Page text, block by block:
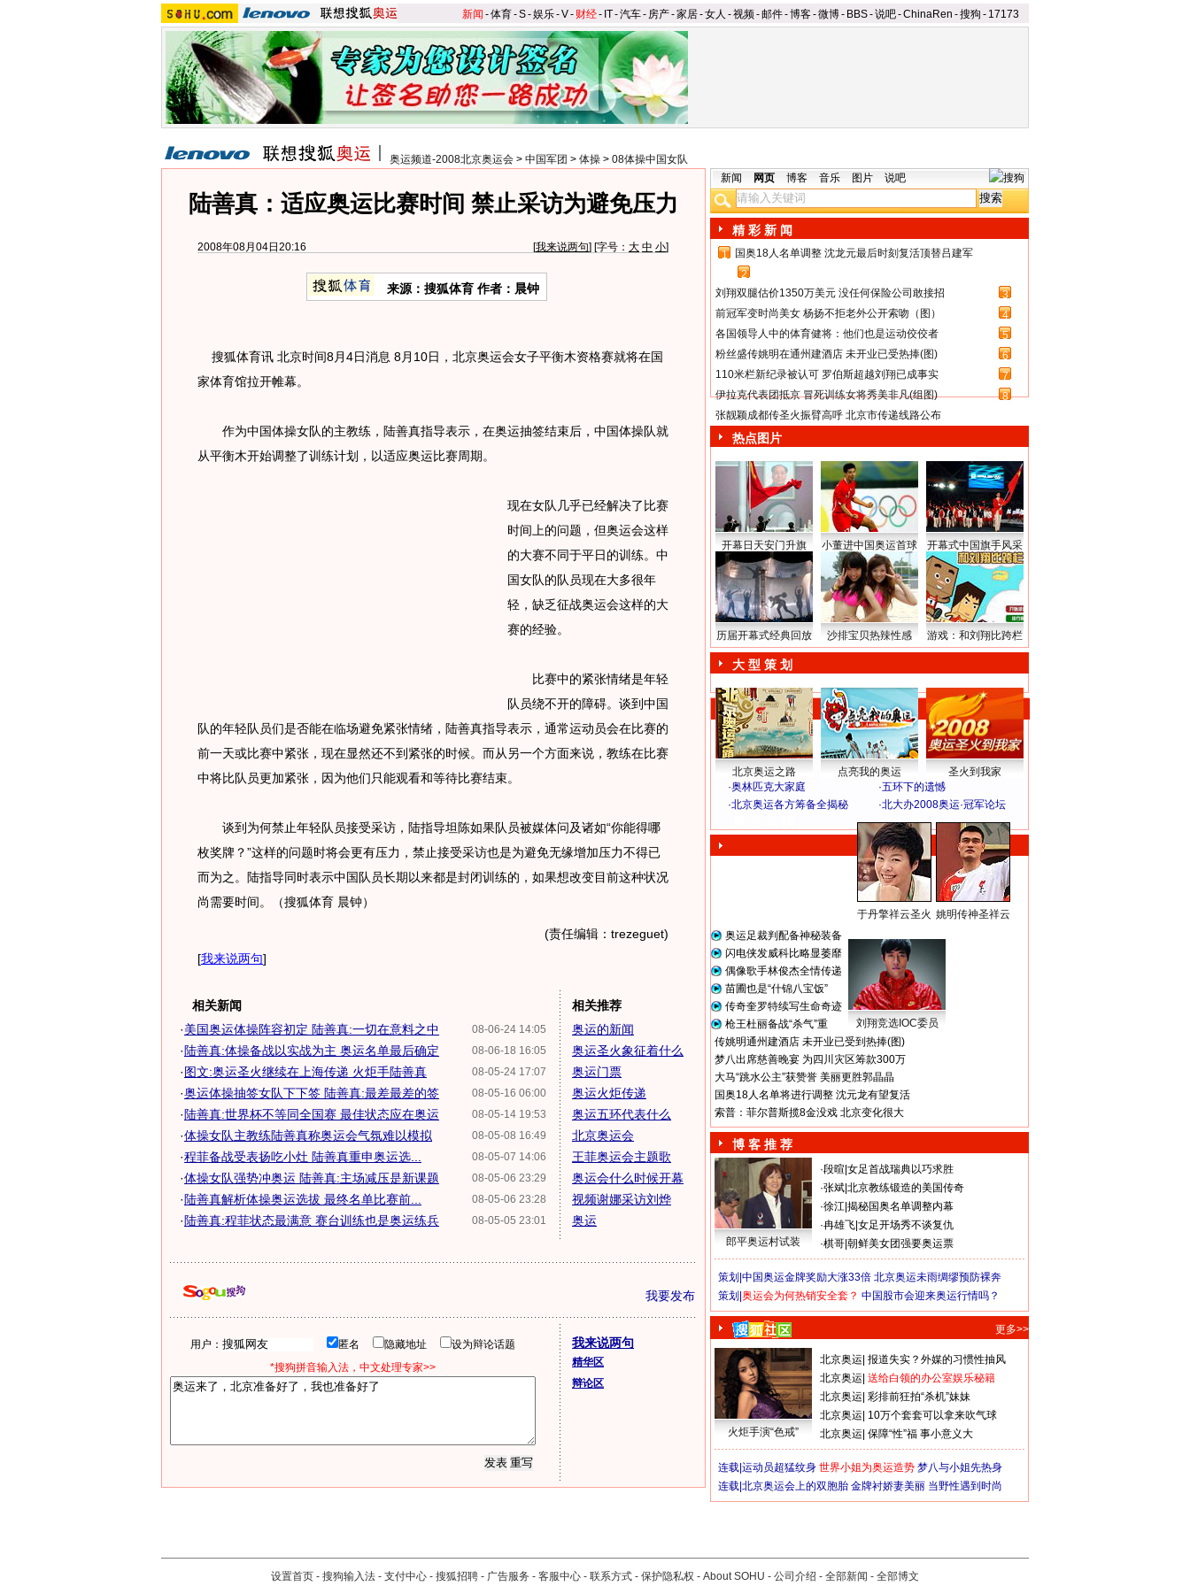
新闻 -体育-S-娱乐-V- 财经- IT-汽车- 房产-家居-女人 -视频-邮件-博客-微博- BBS-说吧-ChinaRen -搜狗 - 17173
奥运频道-2008北京奥运会 > 中国军团 > 体操 > 08体操中国女队
陆善真：适应奥运比赛时间 禁止采访为避免压力
2008年08月04日20:16 [我来说两句] [字号： 大 中 小]
来源：搜狐体育 作者：晨钟
搜狐体育讯 北京时间8月4日消息 8月10日，北京奥运会女子平衡木资格赛就将在国
家体育馆拉开帷幕。
作为中国体操女队的主教练，陆善真指导表示，在奥运抽签结束后，中国体操队就
从平衡木开始调整了训练计划，以适应奥运比赛周期。
现在女队几乎已经解决了比赛
时间上的问题，但奥运会这样
的大赛不同于平日的训练。中
国女队的队员现在大多很年
轻，缺乏征战奥运会这样的大
赛的经验。
比赛中的紧张情绪是年轻
队员绕不开的障碍。谈到中国
队的年轻队员们是否能在临场避免紧张情绪，陆善真指导表示，通常运动员会在比赛的
前一天或比赛中紧张，现在显然还不到紧张的时候。而从另一个方面来说，教练在比赛
中将比队员更加紧张，因为他们只能观看和等待比赛结束。
谈到为何禁止年轻队员接受采访，陆指导坦陈如果队员被媒体问及诸如“你能得哪
枚奖牌？”这样的问题时将会更有压力，禁止接受采访也是为避免无缘增加压力不得已
而为之。陆指导同时表示中国队员长期以来都是封闭训练的，如果想改变目前这种状况
尚需要时间。（搜狐体育 晨钟）
(责任编辑：trezeguet)
[我来说两句]
相关新闻
08-06-24 14:05
·美国奥运体操阵容初定 陆善真:一切在意料之中
08-06-18 16:05
· 陆善真:体操备战以实战为主 奥运名单最后确定
08-05-24 17:07
·图文:奥运圣火继续在上海传递 火炬手陆善真
08-05-16 06:00
·奥运体操抽签女队下下签 陆善真:最差最差的签
08-05-14 19:53
· 陆善真:世界杯不等同全国赛 最佳状态应在奥运
08-05-08 16:49
·体操女队主教练陆善真称奥运会气氛难以模拟
08-05-07 14:06
·程菲备战受表扬吃小灶 陆善真重申奥运选...
08-05-06 23:29
·体操女队强势冲奥运 陆善真:主场减压是新课题
08-05-06 23:28
· 陆善真解析体操奥运选拔 最终名单比赛前...
08-05-05 23:01
· 陆善真:程菲状态最满意 赛台训练也是奥运练兵
相关推荐
奥运的新闻
奥运圣火象征着什么
奥运门票
奥运火炬传递
奥运五环代表什么
北京奥运会
王菲奥运会主题歌
奥运会什么时候开幕
视频谢娜采访刘烨
奥运
我要发布
用户： 匿名 隐藏地址
设为辩论话题
*搜狗拼音输入法，中文处理专家>>
我来说两句
精华区
辩论区
新闻 网页 博客 音乐 图片 说吧
精 彩 新 闻
1
国奥18人名单调整 沈龙元最后时刻复活顶替吕建军
2
刘翔双腿估价1350万美元 没任何保险公司敢接招
3
前冠军变时尚美女 杨扬不拒老外公开索吻（图）
4
各国领导人中的体育健将：他们也是运动佼佼者
5
粉丝盛传姚明在通州建酒店 未开业已受热捧(图)
6
110米栏新纪录被认可 罗伯斯超越刘翔已成事实
7
伊拉克代表团抵京 冒死训练女将秀美非凡(组图)
8
张靓颖成都传圣火振臂高呼 北京市传递线路公布
热点图片
开幕日天安门升旗 小董进中国奥运首球 开幕式中国旗手风采
历届开幕式经典回放 沙排宝贝热辣性感 游戏：和刘翔比跨栏
大 型 策 划
北京奥运之路 点亮我的奥运
圣火到我家
·奥林匹克大家庭 ·五环下的遗憾
·北京奥运各方筹备全揭秘 ·北大办2008奥运·冠军论坛
于丹擎祥云圣火 姚明传神圣祥云
奥运足裁判配备神秘装备
闪电侠发威科比略显萎靡
偶像歌手林俊杰全情传递
苗圃也是“什锦八宝饭”
传奇奎罗特续写生命奇迹
枪王杜丽备战“杀气”重
刘翔竞选IOC委员
传姚明通州建酒店 未开业已受到热捧(图)
梦八出席慈善晚宴 为四川灾区筹款300万
大马“跳水公主”获赞誉 美丽更胜郭晶晶
国奥18人名单将进行调整 沈元龙有望复活
索普：菲尔普斯揽8金没戏 北京变化很大
博 客 推 荐
郎平奥运村试装
·段暄 女足首战瑞典以巧求胜
·张斌 北京教练锻造的美国传奇
·徐江 揭秘国奥名单调整内幕
·冉雄飞 女足开场秀不谈复仇
·棋哥 朝鲜美女团强要奥运票
策划| 中国奥运金牌奖励大涨33倍 北京奥运未雨绸缪预防裸奔
策划| 奥运会为何热销安全套？ 中国股市会迎来奥运行情吗？
更多>>
火炬手演“色戒”
北京奥运 报道失实？外媒的习惯性抽风
北京奥运 送给白领的办公室娱乐秘籍
北京奥运 彩排前狂拍“杀机”妹妹
北京奥运 10万个套套可以拿来吹气球
北京奥运 保障“性”福 事小意义大
连载| 运动员超猛纹身 世界小姐为奥运造势 梦八与小姐先热身
连载| 北京奥运会上的双胞胎 金牌衬娇妻美丽 当野性遇到时尚
设置首页 - 搜狗输入法 - 支付中心 - 搜狐招聘 - 广告服务 - 客服中心 - 联系方式 - 保护隐私权 - About SOHU - 公司介绍 - 全部新闻 - 全部博文